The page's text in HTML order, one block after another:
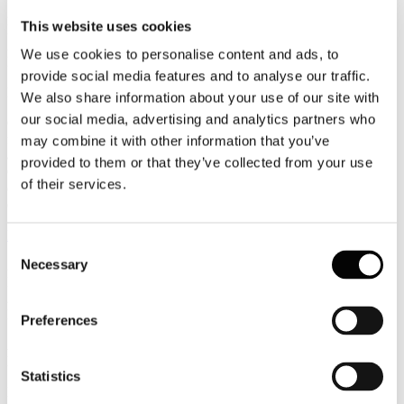
This website uses cookies
We use cookies to personalise content and ads, to
provide social media features and to analyse our traffic.
We also share information about your use of our site with
our social media, advertising and analytics partners who
may combine it with other information that you’ve
provided to them or that they’ve collected from your use
of their services.
Selection
Necessary
Preferences
Statistics
Luglio
2026
News 2026
Boeing: la flotta aerea entro il 2045 toccherà 500mila velivoli
Cieli sempre più affollati da qui ai prossimi 20 anni: entro il 2045 la
flotta mondiale dell’aviazione commerciale toccherà oltre 50.000
aeromobili secondo la previsione contenuta nel Commercial Market
Outlook 2026 di Boeing che prevede un basso impatto delle attuali
criticità del settore sulla crescita di lungo periodo dell’aviazione
News 2026
La transizione culturale dal concetto di possesso del veicolo a quello